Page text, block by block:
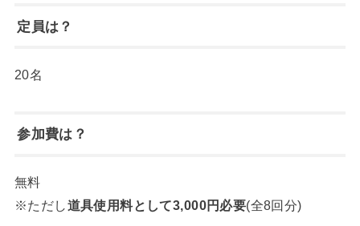
定員は？
20名
参加費は？
無料
※ただし道具使用料として3,000円必要(全8回分)